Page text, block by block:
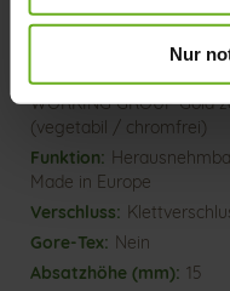
Nur
Informationen
Lederfutter
Made in
WORKING GROUP
(vegetabil / chromfrei)
Made in Europe
Nein
15